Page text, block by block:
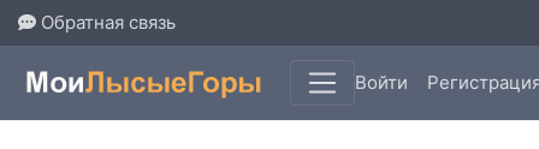
Обратная связь
Войти